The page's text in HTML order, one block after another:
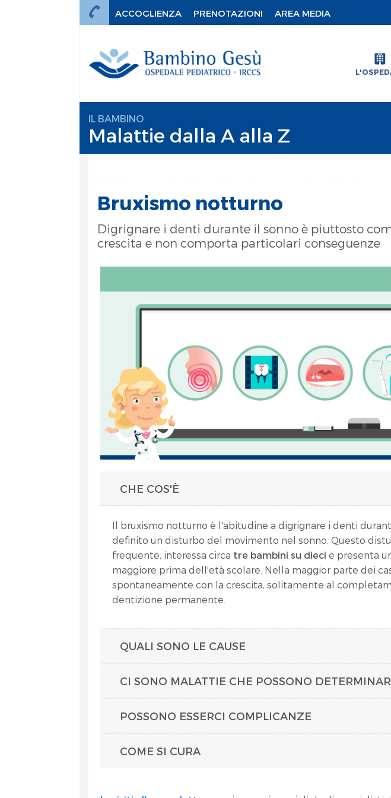
ACCOGLIENZA PRENOTAZIONI AREA MEDIA
IL BAMBINO
Malattie dalla A alla Z
Bruxismo notturno
Digrignare i denti durante il sonno è piuttosto
crescita e non comporta particolari conseguenze
CHE COS'È
Il bruxismo notturno è l'abitudine a digrignare i denti
definito un disturbo del movimento nel sonno. Questo
frequente, interessa circa tre bambini su dieci e presenta
maggiore prima dell'età scolare. Nella maggior parte dei
spontaneamente con la crescita, solitamente al
dentizione permanente.
QUALI SONO LE CAUSE
CI SONO MALATTIE CHE POSSONO
POSSONO ESSERCI COMPLICANZE
COME SI CURA